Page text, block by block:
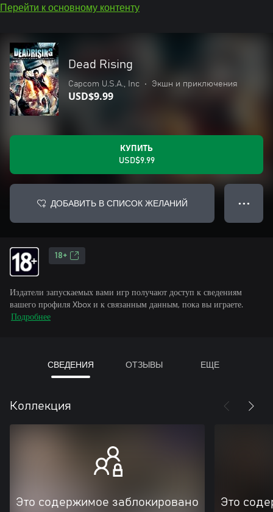
Перейти к основному контенту
Dead Rising
Capcom U.S.A., Inc • Экшн и приключения
USD$9.99
КУПИТЬ
USD$9.99
ДОБАВИТЬ В СПИСОК ЖЕЛАНИЙ ● ● ●
18+
Издатели запускаемых вами игр получают доступ к сведениям
вашего профиля Xbox и к связанным данным, пока вы играете.
Подробнее
СВЕДЕНИЯ ОТЗЫВЫ ЕЩЕ
Коллекция
Это содержимое заблокировано Это